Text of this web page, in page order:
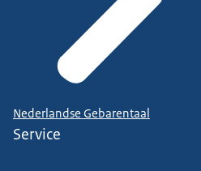
Nederlandse Gebarentaal
Service